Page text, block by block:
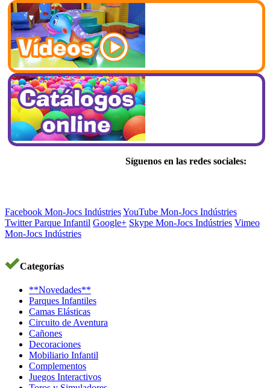
Síguenos en las redes sociales:
Facebook Mon-Jocs IndústriesYouTube Mon-Jocs Indústries
Twitter Parque Infantil Google+ Skype Mon-Jocs Indústries Vimeo
Mon-Jocs Indústries
Categorías
**Novedades**
Parques Infantiles
Camas Elásticas
Circuito de Aventura
Cañones
Decoraciones
Mobiliario Infantil
Complementos
Juegos Interactivos